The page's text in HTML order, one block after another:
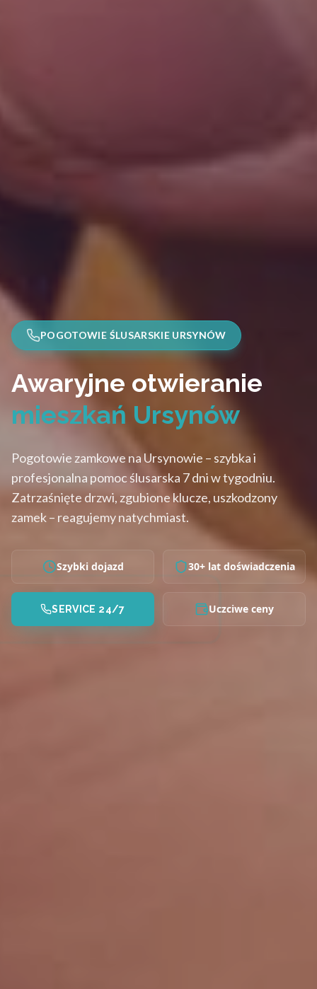
POGOTOWIE ŚLUSARSKIE URSYNÓW
Awaryjne otwieranie
mieszkań Ursynów
Pogotowie zamkowe na Ursynowie – szybka i
profesjonalna pomoc ślusarska 7 dni w tygodniu.
Zatrzaśnięte drzwi, zgubione klucze, uszkodzony
zamek – reagujemy natychmiast.
Szybki dojazd 30+ lat doświadczenia
SERVICE 24/7 Uczciwe ceny